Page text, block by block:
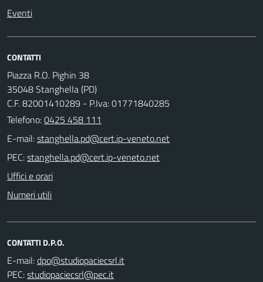
Eventi
CONTATTI
Piazza R.O. Pighin 38
35048 Stanghella (PD)
C.F. 82001410289 - P.Iva: 01771840285
Telefono:0425 458 111
E-mail:
PEC:
Uffici e orari
Numeri utili
CONTATTI D.P.O.
E-mail:
PEC: